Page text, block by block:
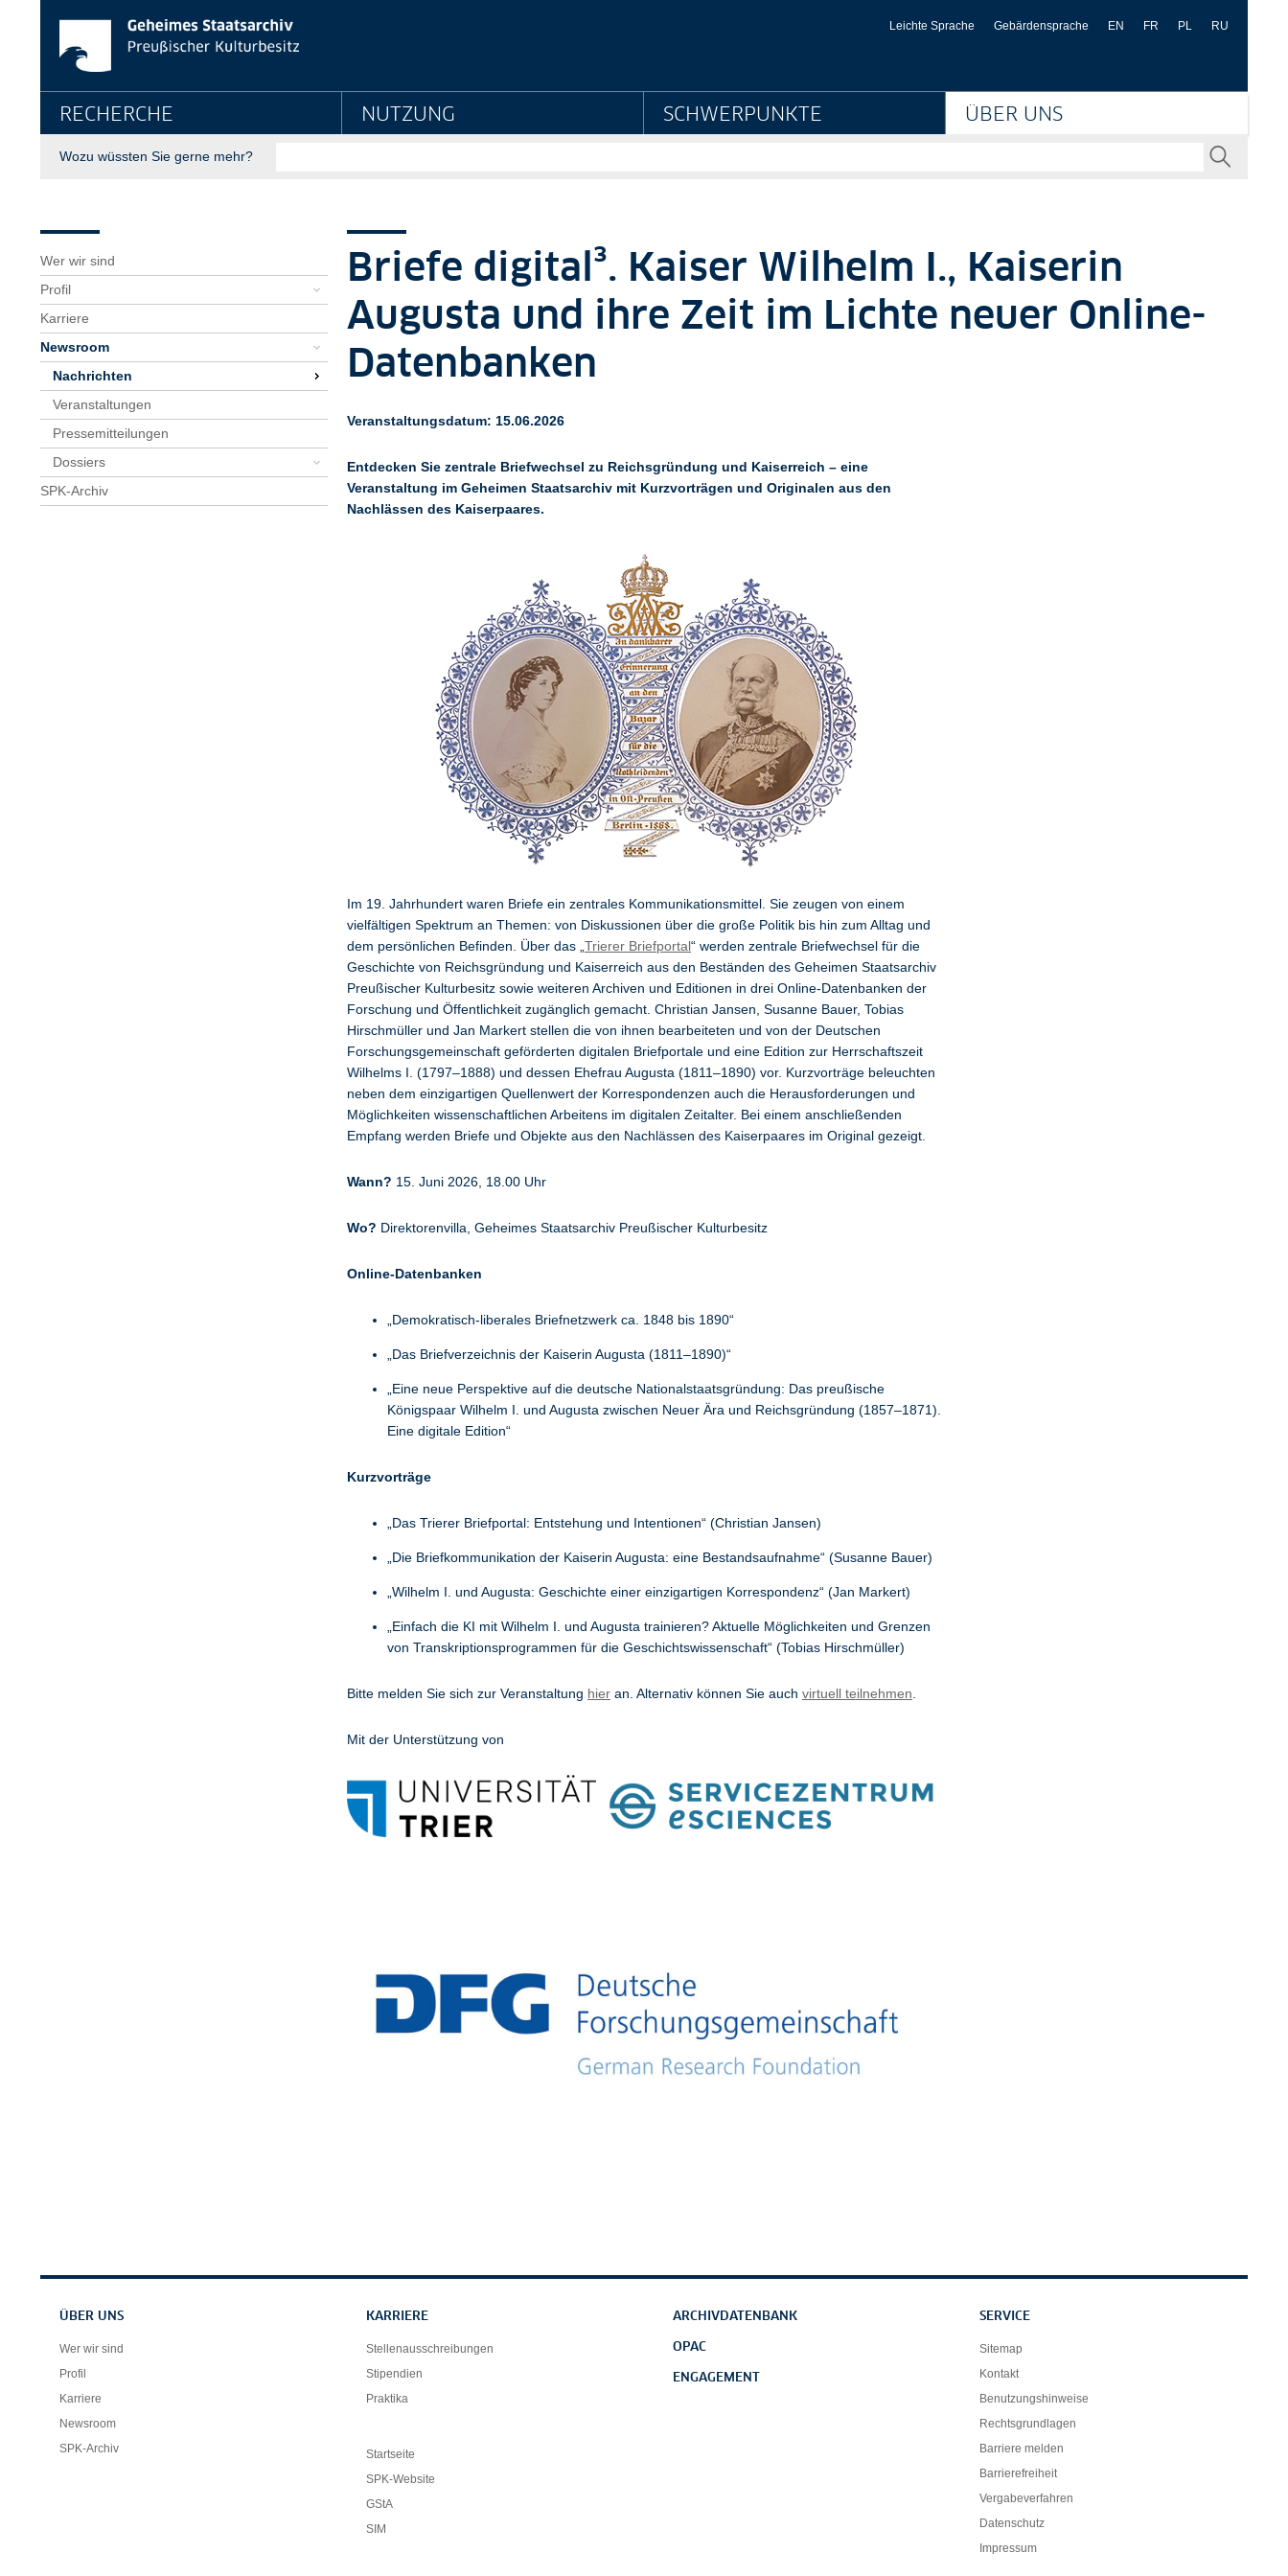
Springe direkt zu:
News-Detailseite - Geheimes Staatsarchiv Preußischer Kulturbesitz
Leichte Sprache Gebärdensprache EN FR PL RU
Hauptnavigation
RECHERCHE NUTZUNG SCHWERPUNKTE ÜBER UNS
Suche
Wozu wüssten Sie gerne mehr?
Wer wir sind
Profil
Karriere
Newsroom
Nachrichten
Veranstaltungen
Pressemitteilungen
Dossiers
SPK-Archiv
Briefe digital³. Kaiser Wilhelm I., Kaiserin
Augusta und ihre Zeit im Lichte neuer Online-
Datenbanken
Veranstaltungsdatum: 15.06.2026
Entdecken Sie zentrale Briefwechsel zu Reichsgründung und Kaiserreich – eine
Veranstaltung im Geheimen Staatsarchiv mit Kurzvorträgen und Originalen aus den
Nachlässen des Kaiserpaares.
Im 19. Jahrhundert waren Briefe ein zentrales Kommunikationsmittel. Sie zeugen von einem
vielfältigen Spektrum an Themen: von Diskussionen über die große Politik bis hin zum Alltag und
dem persönlichen Befinden. Über das „ Trierer Briefportal“ werden zentrale Briefwechsel für die
Geschichte von Reichsgründung und Kaiserreich aus den Beständen des Geheimen Staatsarchiv
Preußischer Kulturbesitz sowie weiteren Archiven und Editionen in drei Online-Datenbanken der
Forschung und Öffentlichkeit zugänglich gemacht. Christian Jansen, Susanne Bauer, Tobias
Hirschmüller und Jan Markert stellen die von ihnen bearbeiteten und von der Deutschen
Forschungsgemeinschaft geförderten digitalen Briefportale und eine Edition zur Herrschaftszeit
Wilhelms I. (1797–1888) und dessen Ehefrau Augusta (1811–1890) vor. Kurzvorträge beleuchten
neben dem einzigartigen Quellenwert der Korrespondenzen auch die Herausforderungen und
Möglichkeiten wissenschaftlichen Arbeitens im digitalen Zeitalter. Bei einem anschließenden
Empfang werden Briefe und Objekte aus den Nachlässen des Kaiserpaares im Original gezeigt.
Wann? 15. Juni 2026, 18.00 Uhr
Wo? Direktorenvilla, Geheimes Staatsarchiv Preußischer Kulturbesitz
Online-Datenbanken
„Demokratisch-liberales Briefnetzwerk ca. 1848 bis 1890“
„Das Briefverzeichnis der Kaiserin Augusta (1811–1890)“
„Eine neue Perspektive auf die deutsche Nationalstaatsgründung: Das preußische
Königspaar Wilhelm I. und Augusta zwischen Neuer Ära und Reichsgründung (1857–1871).
Eine digitale Edition“
Kurzvorträge
„Das Trierer Briefportal: Entstehung und Intentionen“ (Christian Jansen)
„Die Briefkommunikation der Kaiserin Augusta: eine Bestandsaufnahme“ (Susanne Bauer)
„Wilhelm I. und Augusta: Geschichte einer einzigartigen Korrespondenz“ (Jan Markert)
„Einfach die KI mit Wilhelm I. und Augusta trainieren? Aktuelle Möglichkeiten und Grenzen
von Transkriptionsprogrammen für die Geschichtswissenschaft“ (Tobias Hirschmüller)
Bitte melden Sie sich zur Veranstaltung hier an. Alternativ können Sie auch virtuell teilnehmen
Mit der Unterstützung von
Servicenavigation
ÜBER UNS
Wer wir sind
Profil
Karriere
Newsroom
SPK-Archiv
KARRIERE
Stellenausschreibungen
Stipendien
Praktika
Startseite
SPK-Website
GStA
SIM
ARCHIVDATENBANK
OPAC
ENGAGEMENT
SERVICE
Sitemap
Kontakt
Benutzungshinweise
Rechtsgrundlagen
Barriere melden
Barrierefreiheit
Vergabeverfahren
Datenschutz
Impressum